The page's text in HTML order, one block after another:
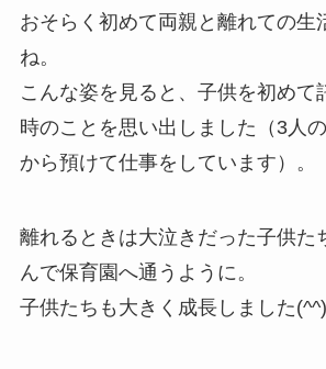
おそらく初めて両親と離れての生
ね。
こんな姿を見ると、子供を初めて
時のことを思い出しました（3人
から預けて仕事をしています）。
離れるときは大泣きだった子供た
んで保育園へ通うように。
子供たちも大きく成長しました(^^)